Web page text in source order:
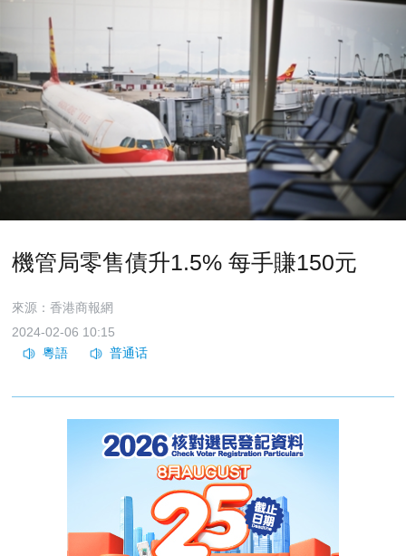
機管局零售債升1.5% 每手賺150元
來源：香港商報網
2024-02-06 10:15